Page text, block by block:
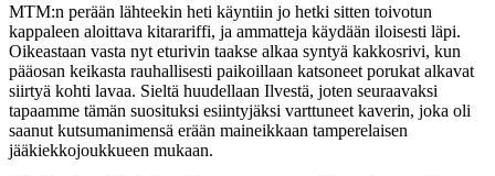
MTM:n perään lähteekin heti käyntiin jo hetki sitten toivotun
kappaleen aloittava kitarariffi, ja ammatteja käydään iloisesti läpi.
Oikeastaan vasta nyt eturivin taakse alkaa syntyä kakkosrivi, kun
pääosan keikasta rauhallisesti paikoillaan katsoneet porukat alkavat
siirtyä kohti lavaa. Sieltä huudellaan Ilvestä, joten seuraavaksi
tapaamme tämän suosituksi esiintyjäksi varttuneet kaverin, joka oli
saanut kutsumanimensä erään maineikkaan tamperelaisen
jääkiekkojoukkueen mukaan.